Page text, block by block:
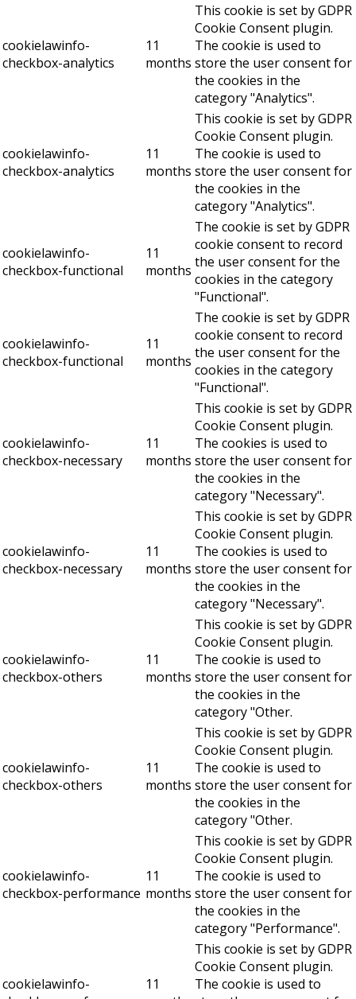
cookielawinfo-
checkbox-analytics
11
months
This cookie is set by GDPR
Cookie Consent plugin.
The cookie is used to
store the user consent for
the cookies in the
category "Analytics".
cookielawinfo-
checkbox-analytics
11
months
This cookie is set by GDPR
Cookie Consent plugin.
The cookie is used to
store the user consent for
the cookies in the
category "Analytics".
cookielawinfo-
checkbox-functional
11
months
The cookie is set by GDPR
cookie consent to record
the user consent for the
cookies in the category
"Functional".
cookielawinfo-
checkbox-functional
11
months
The cookie is set by GDPR
cookie consent to record
the user consent for the
cookies in the category
"Functional".
cookielawinfo-
checkbox-necessary
11
months
This cookie is set by GDPR
Cookie Consent plugin.
The cookies is used to
store the user consent for
the cookies in the
category "Necessary".
cookielawinfo-
checkbox-necessary
11
months
This cookie is set by GDPR
Cookie Consent plugin.
The cookies is used to
store the user consent for
the cookies in the
category "Necessary".
cookielawinfo-
checkbox-others
11
months
This cookie is set by GDPR
Cookie Consent plugin.
The cookie is used to
store the user consent for
the cookies in the
category "Other.
cookielawinfo-
checkbox-others
11
months
This cookie is set by GDPR
Cookie Consent plugin.
The cookie is used to
store the user consent for
the cookies in the
category "Other.
cookielawinfo-
checkbox-performance
11
months
This cookie is set by GDPR
Cookie Consent plugin.
The cookie is used to
store the user consent for
the cookies in the
category "Performance".
cookielawinfo-
11
This cookie is set by GDPR
Cookie Consent plugin.
The cookie is used to